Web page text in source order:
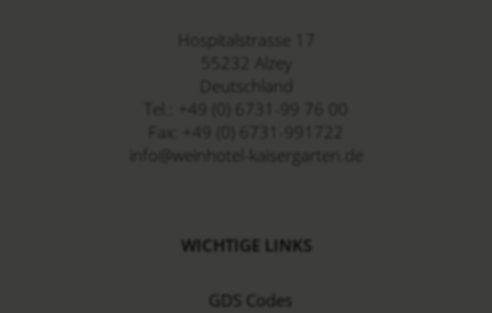
WICHTIGE LINKS
GDS Codes